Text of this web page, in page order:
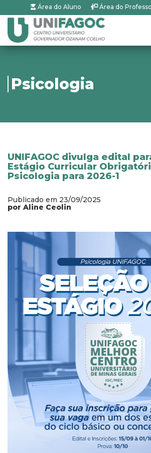
Área do Aluno Área do
Psicologia
UNIFAGOC divulga edital
Estágio Curricular
Psicologia para 2026-1
Publicado em 23/09/2025
por Aline Ceolin